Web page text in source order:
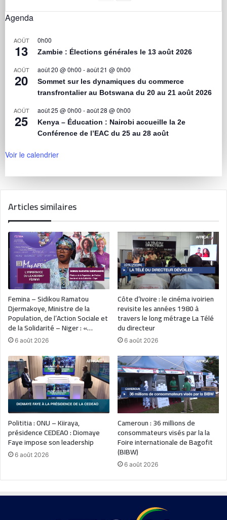
Agenda
AOÛT
13
0h00
Zambie : Élections générales le 13 août 2026
AOÛT
20
août 20 @ 0h00 -août 21 @ 0h00
Sommet sur les dynamiques du commerce
transfrontalier au Botswana du 20 au 21 août 2026
AOÛT
25
août 25 @ 0h00 -août 28 @ 0h00
Kenya – Éducation : Nairobi accueille la 2e
Conférence de l’EAC du 25 au 28 août
Voir le calendrier
Articles similaires
Femina – Sidikou Ramatou
Djermakoye, Ministre de la
Population, de l’Action Sociale et
de la Solidarité – Niger : «…
6 août 2026
Côte d’Ivoire : le cinéma ivoirien
revisite les années 1980 à
travers le long métrage La Télé
du directeur
6 août 2026
Polititia : ONU – Kiiraya,
présidence CEDEAO : Diomaye
Faye impose son leadership
6 août 2026
Cameroun : 36 millions de
consommateurs visés par la la
Foire internationale de Bagofit
(BIBW)
6 août 2026